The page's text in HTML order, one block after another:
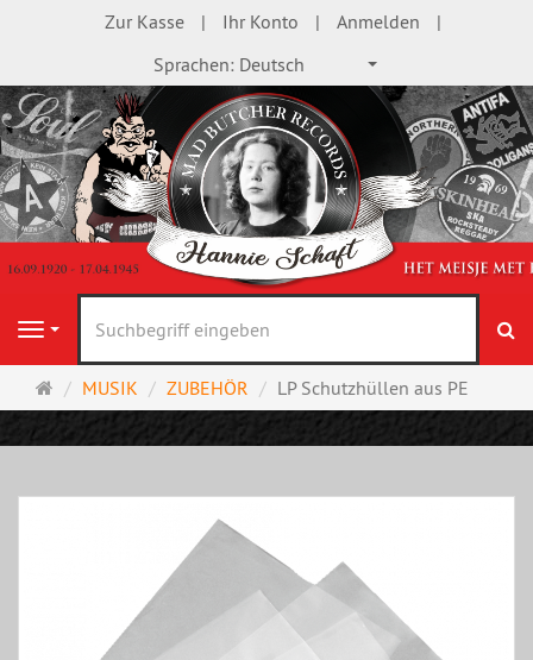
Zur Kasse Ihr Konto
Anmelden
Sprachen: Deutsch
Navigation
Startseite
MUSIK ZUBEHÖR LP Schutzhüllen aus PE